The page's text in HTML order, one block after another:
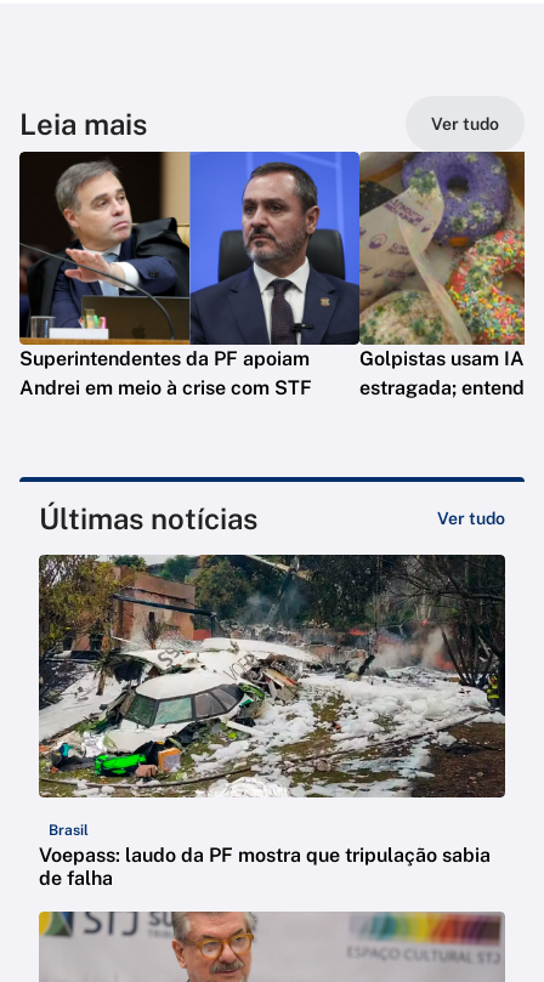
Leia mais Ver tudo
Superintendentes da PF apoiam
Andrei em meio à crise com STF
Golpistas usam IA
estragada; entenda
Últimas notícias Ver tudo
Brasil
Voepass: laudo da PF mostra que tripulação sabia
de falha